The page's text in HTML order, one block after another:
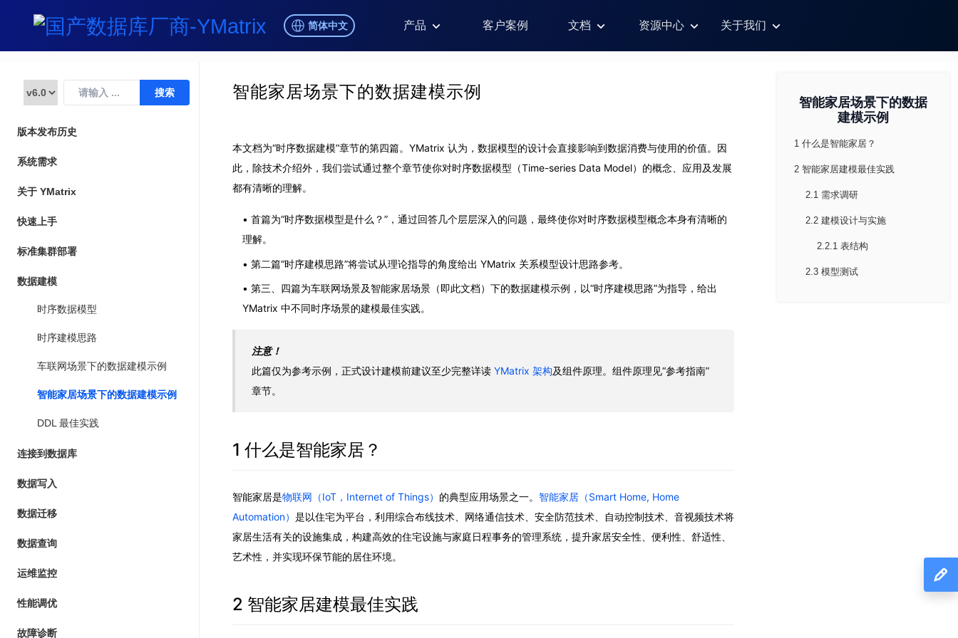
简体中文 产品 客户案例 文档 资源中心 关于我们
版本发布历史
系统需求
关于 YMatrix
快速上手
标准集群部署
数据建模
时序数据模型
时序建模思路
车联网场景下的数据建模示例
智能家居场景下的数据建模示例
DDL 最佳实践
连接到数据库
数据写入
数据迁移
数据查询
运维监控
性能调优
故障诊断
智能家居场景下的数据建模示例
本文档为“时序数据建模”章节的第四篇。YMatrix 认为，数据模型的设计会直接影响到数据消费与使用的价值。因
此，除技术介绍外，我们尝试通过整个章节使你对时序数据模型（Time-series Data Model）的概念、应用及发展
都有清晰的理解。
首篇为“时序数据模型是什么？”，通过回答几个层层深入的问题，最终使你对时序数据模型概念本身有清晰的
理解。
第二篇“时序建模思路”将尝试从理论指导的角度给出 YMatrix 关系模型设计思路参考。
第三、四篇为车联网场景及智能家居场景（即此文档）下的数据建模示例，以“时序建模思路”为指导，给出
YMatrix 中不同时序场景的建模最佳实践。
注意！
此篇仅为参考示例，正式设计建模前建议至少完整详读YMatrix 架构及组件原理。组件原理见“参考指南”
章节。
1 什么是智能家居？
智能家居是物联网（IoT，Internet of Things） 的典型应用场景之一。 智能家居（Smart Home, Home
Automation） 是以住宅为平台，利用综合布线技术、网络通信技术、安全防范技术、自动控制技术、音视频技术将
家居生活有关的设施集成，构建高效的住宅设施与家庭日程事务的管理系统，提升家居安全性、便利性、舒适性、
艺术性，并实现环保节能的居住环境。
2 智能家居建模最佳实践
智能家居场景下的数据
建模示例
1 什么是智能家居？
2 智能家居建模最佳实践
2.1 需求调研
2.2 建模设计与实施
2.2.1 表结构
2.3 模型测试